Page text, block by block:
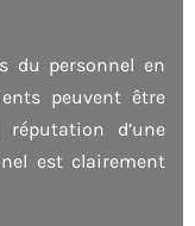
du personnel en
peuvent être
d’une
est clairement